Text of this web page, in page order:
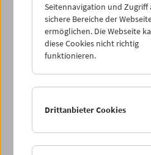
Seitennavigation und Zugriff
sichere Bereiche der
ermöglichen. Die Webseite
diese Cookies nicht richtig
funktionieren.
Drittanbieter Cookies